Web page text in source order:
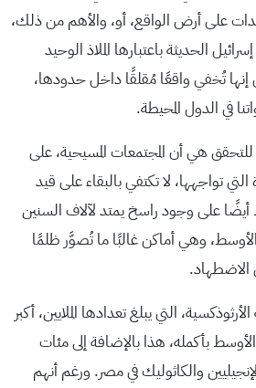
على أرض الواقع، أو، والأهم من ذلك،
الحديثة باعتبارها الملاذ الوحيد
تُخفي واقعًا مُقلقًا داخل حدودها،
في الدول المحيطة.
للتحقق هي أن المجتمعات المسيحية، على
تواجهها، لا تكتفي بالبقاء على قيد
على وجود راسخ يمتد لآلاف السنين
وهي أماكن غالبًا ما تُصوَّر ظلمًا
التي يبلغ تعدادها الملايين، أكبر
بأكمله، هذا بالإضافة إلى مئات
والكاثوليك في مصر. ورغم أنهم